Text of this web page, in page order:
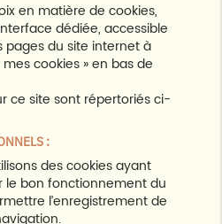
en matière de cookies,
dédiée, accessible
pages du site internet à
cookies » en bas de
ce site sont répertoriés ci-
:
des cookies ayant
le bon fonctionnement du
l’enregistrement de